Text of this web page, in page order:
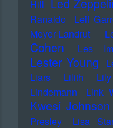
Hill Led
Ranaldo
Leif
Meyer-Landrut
Cohen
Les
Lester Young
Liars
Lilith
Lindemann
Link
Kwesi Johnson
Presley
Lisa